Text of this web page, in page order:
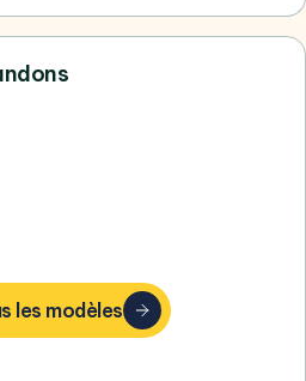
les modèles